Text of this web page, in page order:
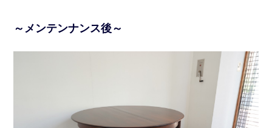
～メンテンナンス後～